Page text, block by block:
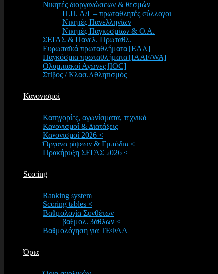
Νικητές διοργανώσεων & θεσμών
Π.Π. Α/Γ – πρωταθλητές σύλλογοι
Νικητές Πανελληνίων
Νικητές Παγκοσμίων & Ο.Α.
ΣΕΓΑΣ & Πανελ. Πρωταθλ.
Ευρωπαϊκά πρωταθλήματα [EAA]
Παγκόσμια πρωταθλήματα [IAAF/WA]
Ολυμπιακοί Αγώνες [IOC]
Στίβος / Κλασ.Αθλητισμός
Κανονισμοί
Κατηγορίες, αγωνίσματα, τεχνικά
Κανονισμοί & Διατάξεις
Κανονισμοί 2026 <
Όργανα ρίψεων & Εμπόδια <
Προκήρυξη ΣΕΓΑΣ 2026 <
Scoring
Ranking system
Scoring tables <
Βαθμολογία Συνθέτων
βαθμολ. 3άθλων <
Βαθμολόγηση για ΤΕΦΑΑ
Όρια